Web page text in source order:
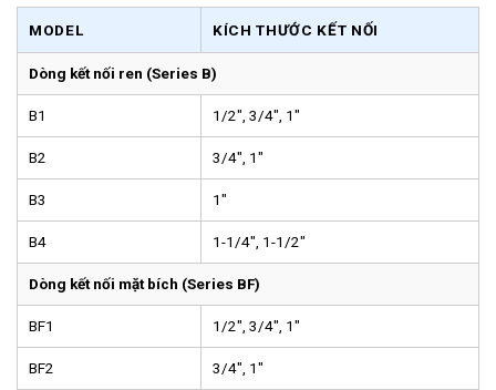
MODEL KÍCH THƯỚC KẾT NỐI
Dòng kết nối ren (Series B)
B1 1/2″, 3/4″, 1″
B2 3/4″, 1″
B3 1″
B4 1-1/4″, 1-1/2″
Dòng kết nối mặt bích (Series BF)
BF1 1/2″, 3/4″, 1″
BF2 3/4″, 1″